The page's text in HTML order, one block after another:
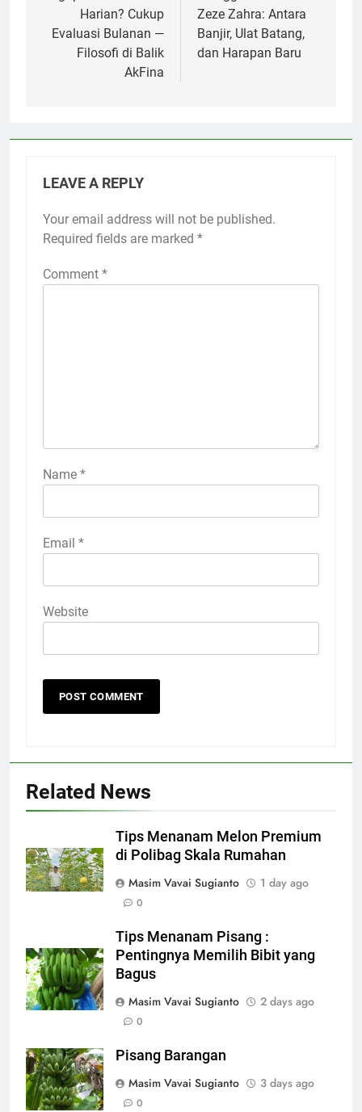
Harian? Cukup
Evaluasi Bulanan —
Filosofi di Balik
AkFina
Zeze Zahra: Antara
Banjir, Ulat Batang,
dan Harapan Baru
LEAVE A REPLY
Your email address will not be published.
Required fields are marked *
Comment *
Name *
Email *
Website
Related News
Tips Menanam Melon Premium
di Polibag Skala Rumahan
Masim Vavai Sugianto
1 day ago
0
Tips Menanam Pisang :
Pentingnya Memilih Bibit yang
Bagus
Masim Vavai Sugianto
2 days ago
0
Pisang Barangan
Masim Vavai Sugianto
3 days ago
0